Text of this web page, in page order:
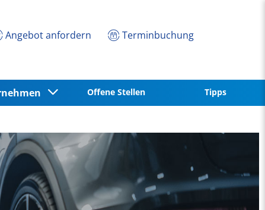
Angebot anfordern Terminbuchung
Offene Stellen Tipps